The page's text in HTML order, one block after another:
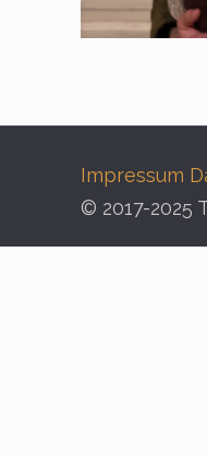
Impressum
© 2017-2025